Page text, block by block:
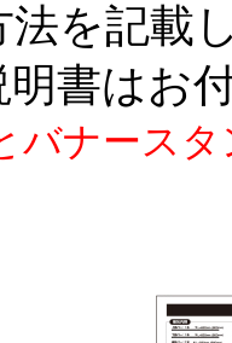
を記載
書はお
ナース